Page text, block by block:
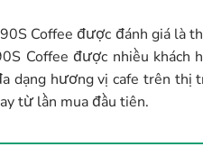
Coffee được đánh giá là
Coffee được nhiều khách
dạng hương vị cafe trên
từ lần mua đầu tiên.